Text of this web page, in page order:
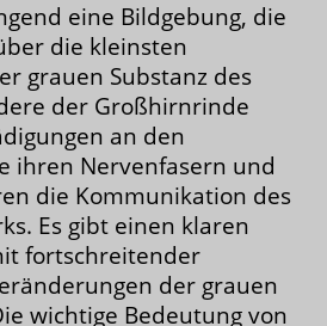
eine Bildgebung, die
die kleinsten
grauen Substanz des
der Großhirnrinde
an den
ihren Nervenfasern und
die Kommunikation des
Es gibt einen klaren
fortschreitender
der grauen
wichtige Bedeutung von